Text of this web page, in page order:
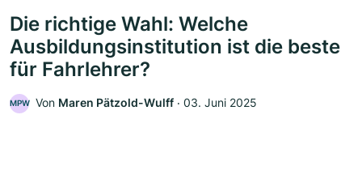
Die richtige Wahl: Welche
Ausbildungsinstitution ist die beste
für Fahrlehrer?
MPW Von Maren Pätzold-Wulff ‧ 03. Juni 2025